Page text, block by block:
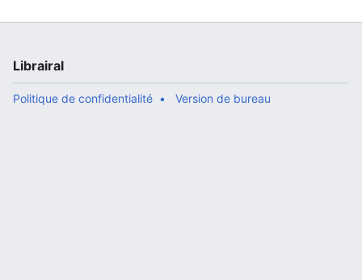
Librairal
Politique de confidentialité Version de bureau